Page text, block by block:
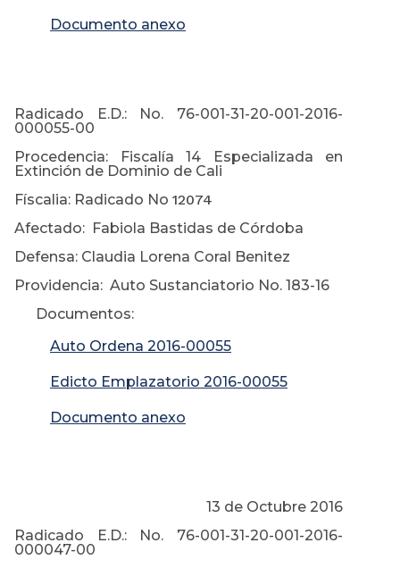
Documento anexo
Radicado E.D.: No. 76-001-31-20-001-2016-
000055-00
Procedencia: Fiscalía 14 Especializada en
Extinción de Dominio de Cali
Físcalia: Radicado No 12074
Afectado: Fabiola Bastidas de Córdoba
Defensa: Claudia Lorena Coral Benitez
Providencia: Auto Sustanciatorio No. 183-16
Documentos:
Auto Ordena 2016-00055
Edicto Emplazatorio 2016-00055
Documento anexo
13 de Octubre 2016
Radicado E.D.: No. 76-001-31-20-001-2016-
000047-00